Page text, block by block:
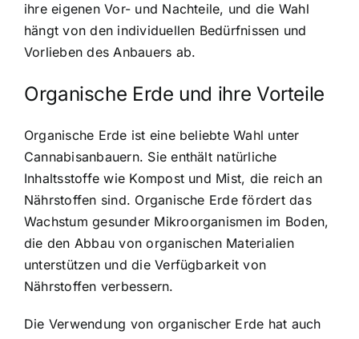
ihre eigenen Vor- und Nachteile, und die Wahl
hängt von den individuellen Bedürfnissen und
Vorlieben des Anbauers ab.
Organische Erde und ihre Vorteile
Organische Erde ist eine beliebte Wahl unter
Cannabisanbauern. Sie enthält natürliche
Inhaltsstoffe wie Kompost und Mist, die reich an
Nährstoffen sind. Organische Erde fördert das
Wachstum gesunder Mikroorganismen im Boden,
die den Abbau von organischen Materialien
unterstützen und die Verfügbarkeit von
Nährstoffen verbessern.
Die Verwendung von organischer Erde hat auch